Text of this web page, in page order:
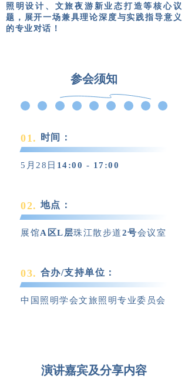
照明设计 、 文旅夜游新业态打造等核心议
题，展开一场兼具理论深度与实践指导意义
的专业对话！
参会须知
01 . 时间：
5月28日 14:00 - 17:00
02. 地点：
展馆A区L层珠江散步道2号会议室
03. 合办/支持单位：
中国照明学会文旅照明专业委员会
演讲嘉宾及分享内容